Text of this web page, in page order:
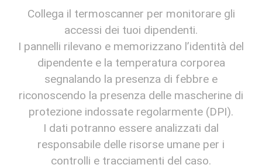
Collega il termoscanner per monitorare gli
accessi dei tuoi dipendenti.
I pannelli rilevano e memorizzano l’identità del
dipendente e la temperatura corporea
segnalando la presenza di febbre e
riconoscendo la presenza delle mascherine di
protezione indossate regolarmente (DPI).
I dati potranno essere analizzati dal
responsabile delle risorse umane per i
controlli e tracciamenti del caso.